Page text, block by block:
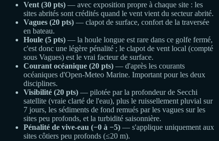
Vent (30 pts) — avec exposition propre à chaque site : les
sites abrités sont crédités quand le vent vient du secteur abrité.
Vagues (20 pts) — clapot de surface, confort de la traversée
en bateau.
Houle (5 pts) — la houle longue est rare dans ce golfe fermé,
c'est donc une légère pénalité ; le clapot de vent local (compté
sous Vagues) est le vrai facteur de surface.
Courant océanique (20 pts) — d'après les courants
océaniques d'Open-Meteo Marine. Important pour les deux
disciplines.
Visibilité (20 pts) — pilotée par la profondeur de Secchi
satellite (vraie clarté de l'eau), plus le ruissellement pluvial sur
7 jours, les sédiments de fond remués par les vagues sur les
sites peu profonds, et la turbidité saisonnière.
Pénalité de vive-eau (−0 à −5) — s'applique uniquement aux
sites côtiers peu profonds (≤20 m).